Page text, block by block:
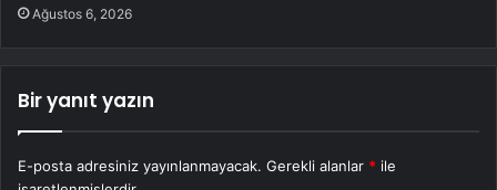
Ağustos 6, 2026
Bir yanıt yazın
E-posta adresiniz yayınlanmayacak. Gerekli alanlar * ile